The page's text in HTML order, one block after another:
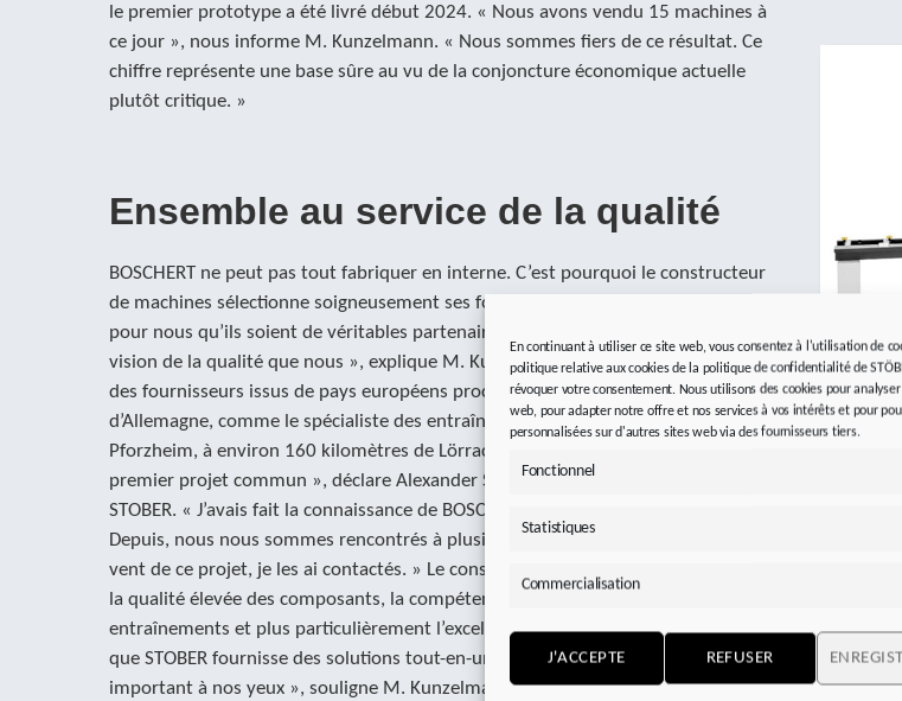
En continuant à utiliser ce site web, vous consentez à l'utilisation de
politique relative aux cookies de la politique de confidentialité de
révoquer votre consentement. Nous utilisons des cookies pour
web, pour adapter notre offre et nos services à vos intérêts et pour
personnalisées sur d'autres sites web via des fournisseurs tiers.
Fonctionnel
Statistiques
Commercialisation
J'ACCEPTE REFUSER
le premier prototype a été livré début 2024. « Nous avons vendu 15 machines à
ce jour », nous informe M. Kunzelmann. « Nous sommes fiers de ce résultat. Ce
chiffre représente une base sûre au vu de la conjoncture économique actuelle
plutôt critique. »
Ensemble au service de la qualité
BOSCHERT ne peut pas tout fabriquer en interne. C’est pourquoi le constructeur
de machines sélectionne soigneusement ses fournisseurs. « Il est important
pour nous qu’ils soient de véritables partenaires et qu’ils partagent une même
vision de la qualité que nous », explique M. Kunzelmann. Nous collaborons avec
des fournisseurs issus de pays européens proches, et bien sûr directement
d’Allemagne, comme le spécialiste des entraînements STOBER qui est basé à
Pforzheim, à environ 160 kilomètres de Lörrach. « La CuMaster est notre
premier projet commun », déclare Alexander Schmidt, Area Sales Manager chez
STOBER. « J’avais fait la connaissance de BOSCHERT dans mon précédent emploi.
Depuis, nous nous sommes rencontrés à plusieurs occasions. Lorsque j’ai eu
vent de ce projet, je les ai contactés. » Le constructeur de machines connaissait
la qualité élevée des composants, la compétence technique du spécialiste des
entraînements et plus particulièrement l’excellent rapport qualité-prix. « Le fait
que STOBER fournisse des solutions tout-en-un était également un critère
important à nos yeux », souligne M. Kunzelmann.
La